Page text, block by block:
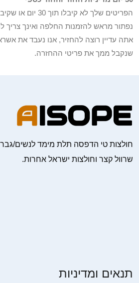
הפריטים שלך לא
נפתור מראש להזמנות החלפה ואינך צריך
אתה עדיין רוצה להחזיר, אנו נעבד את
שנקבל ממך את פריטי ההחזרה.
חולצות טי הדפסה תלת מימד לנשים/
שרוול קצר וחולצות ישראל אחרות.
תנאים ומדיניות